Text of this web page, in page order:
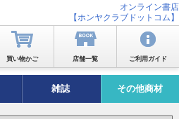
オンライン書店
【ホンヤクラブドットコム】
買い物かご 店舗一覧 ご利用ガイド
雑誌 その他商材